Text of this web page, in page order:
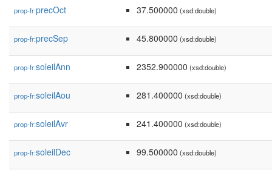
prop-fr:precOct 37.500000 (xsd:double)
prop-fr:precSep 45.800000 (xsd:double)
prop-fr:soleilAnn 2352.900000 (xsd:double)
prop-fr:soleilAou 281.400000 (xsd:double)
prop-fr:soleilAvr 241.400000 (xsd:double)
prop-fr:soleilDec 99.500000 (xsd:double)